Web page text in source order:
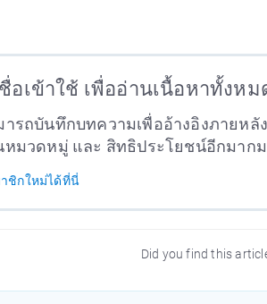
อเข้าใช้ เพื่ออ่านเนื้อหาทั้งหม
รถบันทึกบทความเพื่ออ้างอิงภายหลั
มวดหมู่ และ สิทธิประโยชน์อีกมาก
ชิกใหม่ได้ที่นี่
Did you find this